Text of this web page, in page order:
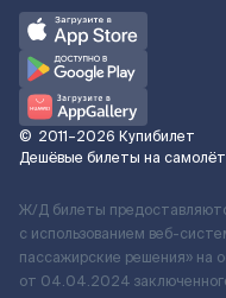
© 2011–2026 Купибилет
Дешёвые билеты на самолёт
Ж/Д билеты
с использованием веб-
пассажирские решения» на
от 04.04.2024